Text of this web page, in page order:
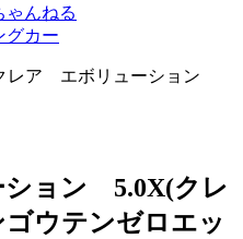
ゃんねる
グカー
レア エボリューション
ョン 5.0X(クレ
ウテンゼロエッ